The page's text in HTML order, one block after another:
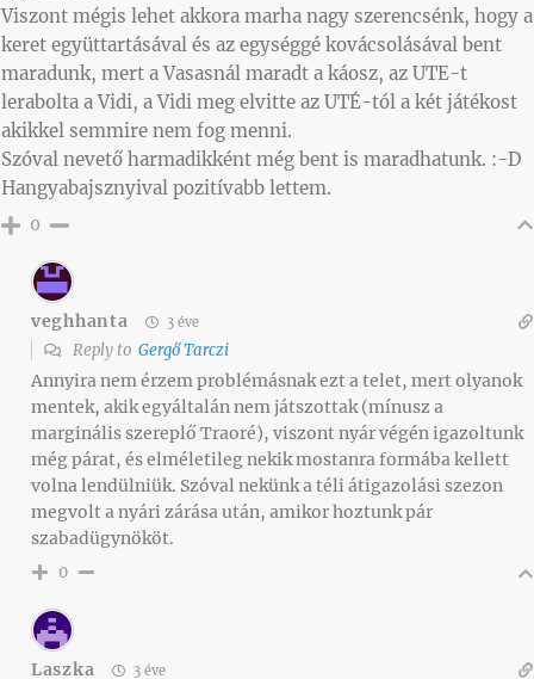
Viszont mégis lehet akkora marha nagy szerencsénk, hogy a
keret együttartásával és az egységgé kovácsolásával bent
maradunk, mert a Vasasnál maradt a káosz, az UTE-t
lerabolta a Vidi, a Vidi meg elvitte az UTÉ-tól a két játékost
akikkel semmire nem fog menni.
Szóval nevető harmadikként még bent is maradhatunk. :-D
Hangyabajsznyival pozitívabb lettem.
0
veghhanta 3 éve
Reply to Gergő Tarczi
Annyira nem érzem problémásnak ezt a telet, mert olyanok
mentek, akik egyáltalán nem játszottak (mínusz a
marginális szereplő Traoré), viszont nyár végén igazoltunk
még párat, és elméletileg nekik mostanra formába kellett
volna lendülniük. Szóval nekünk a téli átigazolási szezon
megvolt a nyári zárása után, amikor hoztunk pár
szabadügynököt.
0
Laszka 3 éve